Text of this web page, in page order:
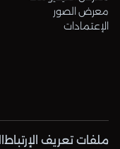
معرض الصور
الإعتمادات
ملفات تعريف الإرتباط